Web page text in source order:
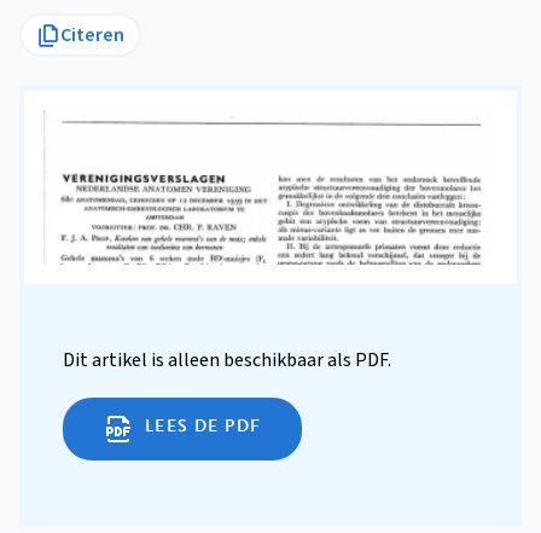
Citeren
Dit artikel is alleen beschikbaar als PDF.
LEES DE PDF